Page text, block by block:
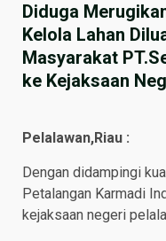
Diduga
Kelola Lahan
Masyarakat
ke Kejaksaan
Pelalawan,Riau :
Dengan didampingi
Petalangan Karmadi
kejaksaan negeri